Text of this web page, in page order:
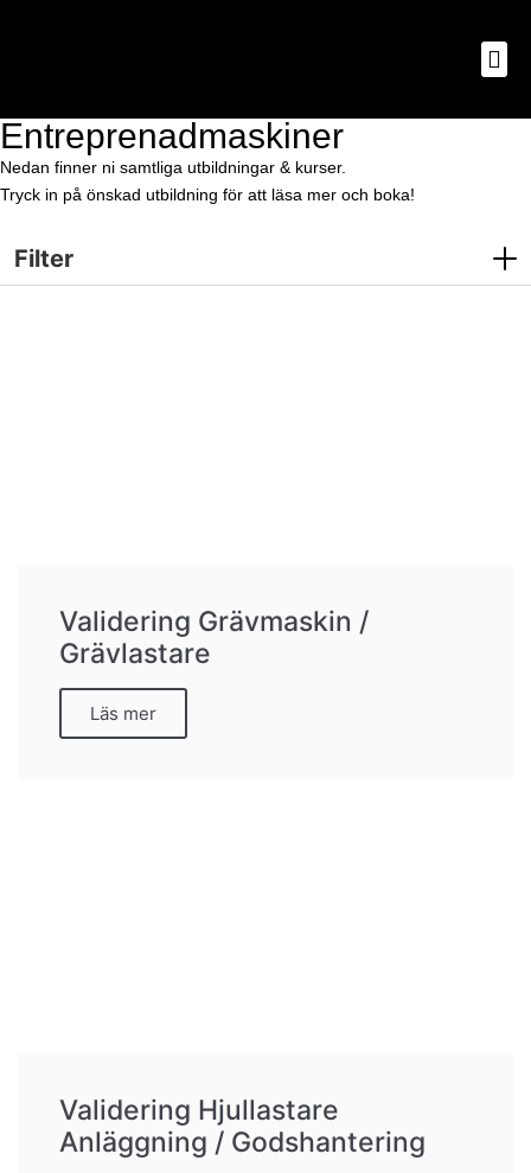
Entreprenadmaskiner
Nedan finner ni samtliga utbildningar & kurser.
Tryck in på önskad utbildning för att läsa mer och boka!
Filter
Validering Grävmaskin /
Grävlastare
Läs mer
Validering Hjullastare
Anläggning / Godshantering